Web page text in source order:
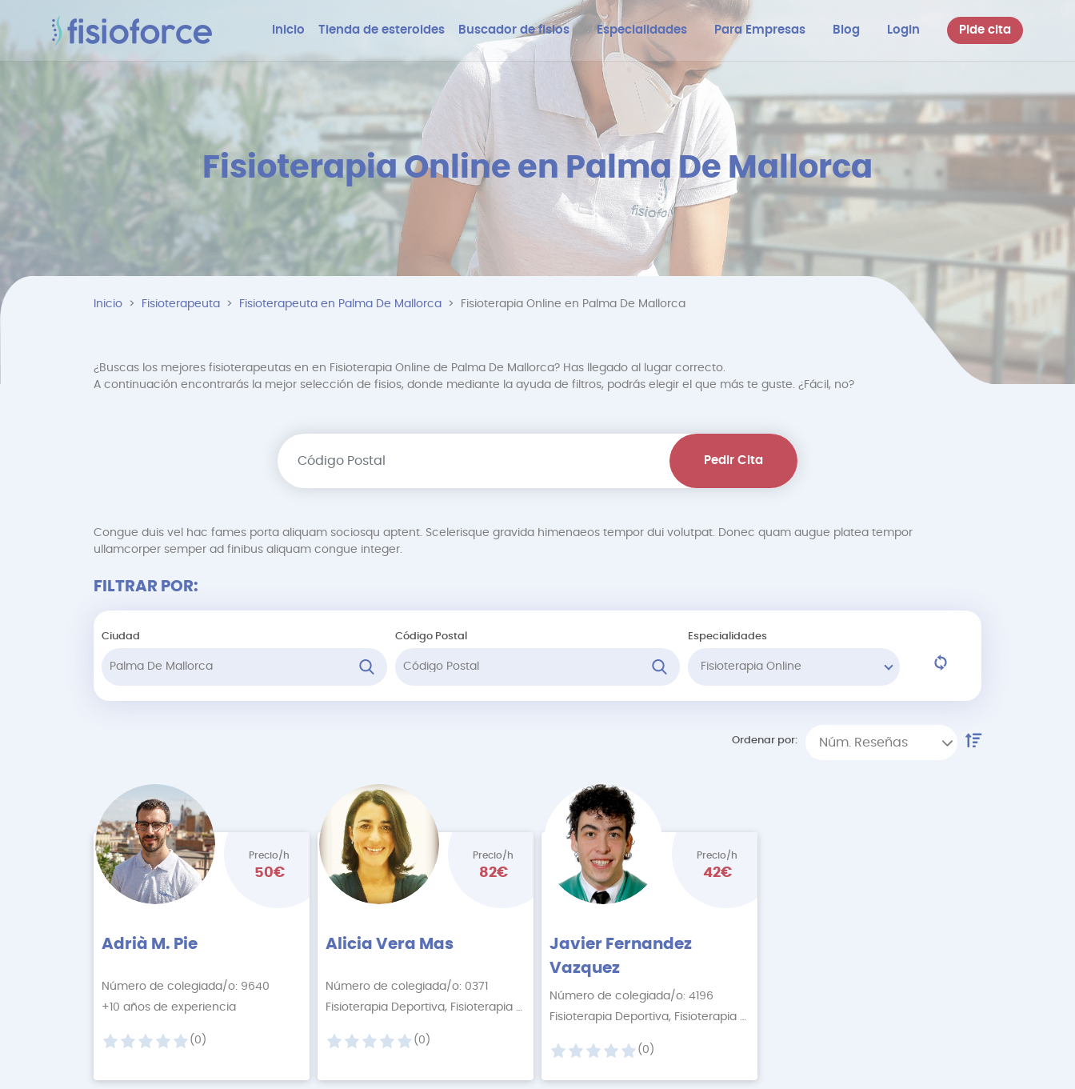
Inicio Tienda de esteroides Buscador de fisios Especialidades Para Empresas Blog Login Pide cita
Fisioterapia Online en Palma De Mallorca
Inicio Fisioterapeuta Fisioterapeuta en Palma De Mallorca Fisioterapia Online en Palma De Mallorca
¿Buscas los mejores fisioterapeutas en en Fisioterapia Online de Palma De Mallorca? Has llegado al lugar correcto.
A continuación encontrarás la mejor selección de fisios, donde mediante la ayuda de filtros, podrás elegir el que más te guste. ¿Fácil, no?
Pedir Cita
Congue duis vel hac fames porta aliquam sociosqu aptent. Scelerisque gravida himenaeos tempor dui volutpat. Donec quam augue platea tempor
ullamcorper semper ad finibus aliquam congue integer.
FILTRAR POR:
Ciudad Código Postal Especialidades
Fisioterapia Online
Ordenar por: Núm. Reseñas
Precio/h
50€
Adrià M. Pie
Número de colegiada/o: 9640
+10 años de experiencia
(0)
Precio/h
82€
Alicia Vera Mas
Número de colegiada/o: 0371
Fisioterapia Deportiva, Fisioterapia Online
(0)
Precio/h
42€
Javier Fernandez
Vazquez
Número de colegiada/o: 4196
Fisioterapia Deportiva, Fisioterapia Descontractur
(0)